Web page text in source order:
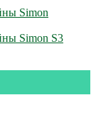
Simon
Simon S3